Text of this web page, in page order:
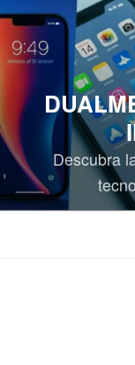
Saltar
contenido
Descubra